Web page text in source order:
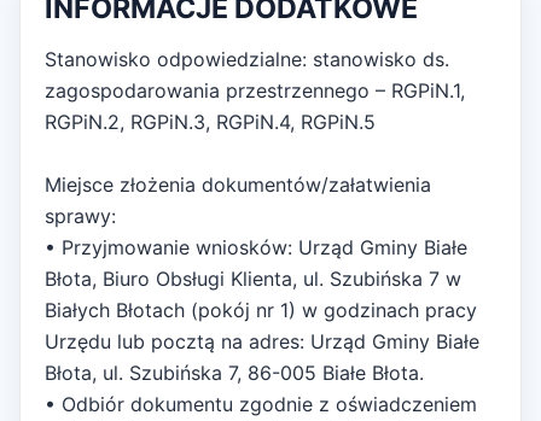
INFORMACJE DODATKOWE
Stanowisko odpowiedzialne: stanowisko ds.
zagospodarowania przestrzennego – RGPiN.1,
RGPiN.2, RGPiN.3, RGPiN.4, RGPiN.5
Miejsce złożenia dokumentów/załatwienia
sprawy:
• Przyjmowanie wniosków: Urząd Gminy Białe
Błota, Biuro Obsługi Klienta, ul. Szubińska 7 w
Białych Błotach (pokój nr 1) w godzinach pracy
Urzędu lub pocztą na adres: Urząd Gminy Białe
Błota, ul. Szubińska 7, 86-005 Białe Błota.
• Odbiór dokumentu zgodnie z oświadczeniem